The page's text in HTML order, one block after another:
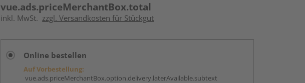
vue.ads.priceMerchantBox.total
inkl. MwSt. zzgl. Versandkosten für Stückgut
Online bestellen
Auf Vorbestellung:
vue.ads.priceMerchantBox.option.delivery.laterAvailable.subtext